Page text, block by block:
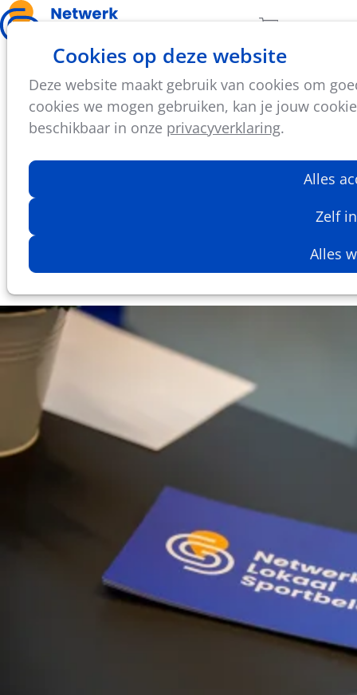
Cookies op deze website
Deze website maakt gebruik van cookies om
cookies we mogen gebruiken, kan je jouw
beschikbaar in onze privacyverklaring.
Alles
Zelf
Alles
Aantal
di
26
2025
10:00 - 12:30 Online
Werkgroep Beleidsplan Netwerk Lokaal
Sportbeleid
aan haar beleidsplan 2026-2031. We doen
dit graag samen met onze leden.